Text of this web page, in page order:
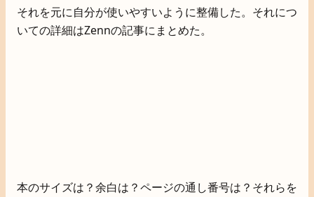
それを元に自分が使いやすいように整備した。それにつ
いての詳細はZennの記事にまとめた。
本のサイズは？余白は？ページの通し番号は？それらを